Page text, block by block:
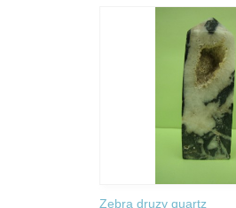
Zebra druzy quartz